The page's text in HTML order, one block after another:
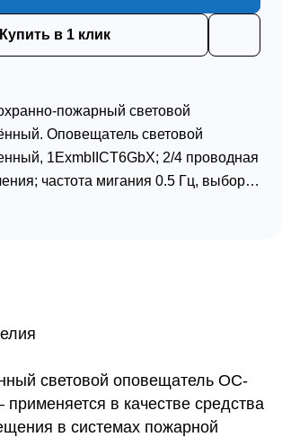
Купить в 1 клик
пожарный световой
Оповещатель световой
1ExmbIICT6GbX; 2/4 проводная
частота мигания 0.5 Гц, выбор
U-пит.12…36 (DC)/12…28 (AC) В, I-
световой оповещатель ОС-
в качестве средства
в системах пожарной